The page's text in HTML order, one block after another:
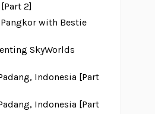
2]
with Bestie
SkyWorlds
Indonesia [Part
Indonesia [Part